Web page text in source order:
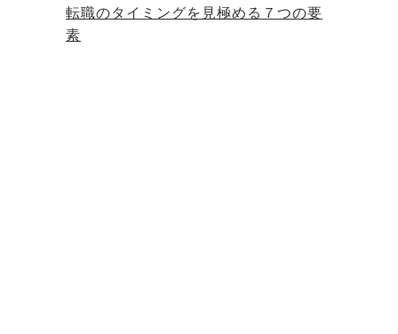
転職のタイミングを見極める７つの要
素